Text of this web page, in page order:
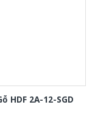
HDF 2A-12-SGD